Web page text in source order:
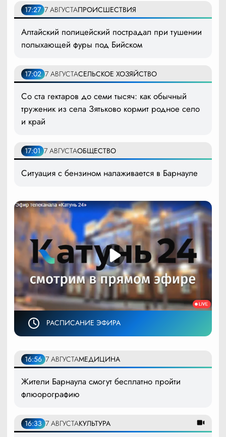
17:27 7 АВГУСТАПРОИСШЕСТВИЯ
Алтайский полицейский пострадал при тушении
полыхающей фуры под Бийском
17:02 7 АВГУСТАСЕЛЬСКОЕ ХОЗЯЙСТВО
Со ста гектаров до семи тысяч: как обычный
труженик из села Зятьково кормит родное село
и край
17:01 7 АВГУСТАОБЩЕСТВО
Ситуация с бензином налаживается в Барнауле
РАСПИСАНИЕ ЭФИРА
16:56 7 АВГУСТАМЕДИЦИНА
Жители Барнаула смогут бесплатно пройти
флюорографию
16:33 7 АВГУСТАКУЛЬТУРА